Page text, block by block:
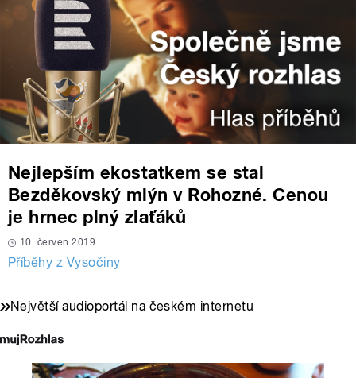
Nejlepším ekostatkem se stal
Bezděkovský mlýn v Rohozné. Cenou
je hrnec plný zlaťáků
10. červen 2019
Příběhy z Vysočiny
Největší audioportál na českém internetu